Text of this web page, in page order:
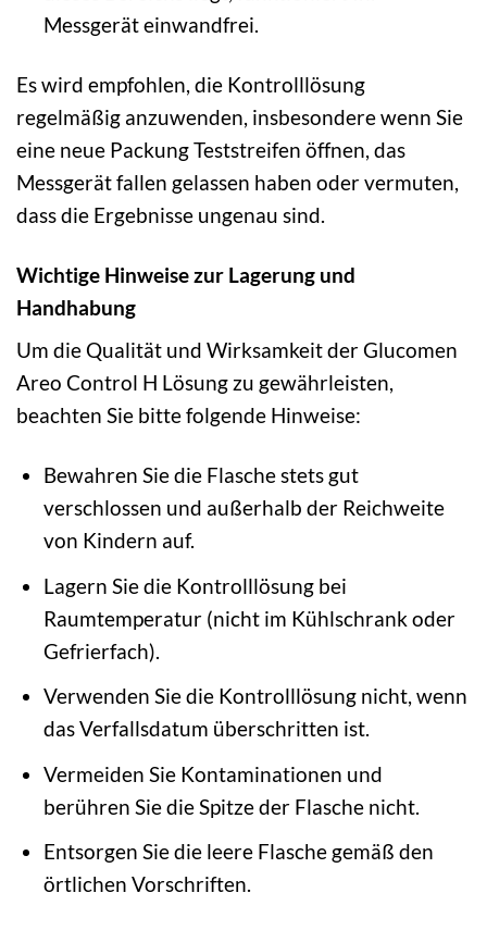
Messgerät einwandfrei.
Es wird empfohlen, die Kontrolllösung
regelmäßig anzuwenden, insbesondere wenn Sie
eine neue Packung Teststreifen öffnen, das
Messgerät fallen gelassen haben oder vermuten,
dass die Ergebnisse ungenau sind.
Wichtige Hinweise zur Lagerung und
Handhabung
Um die Qualität und Wirksamkeit der Glucomen
Areo Control H Lösung zu gewährleisten,
beachten Sie bitte folgende Hinweise:
Bewahren Sie die Flasche stets gut
verschlossen und außerhalb der Reichweite
von Kindern auf.
Lagern Sie die Kontrolllösung bei
Raumtemperatur (nicht im Kühlschrank oder
Gefrierfach).
Verwenden Sie die Kontrolllösung nicht, wenn
das Verfallsdatum überschritten ist.
Vermeiden Sie Kontaminationen und
berühren Sie die Spitze der Flasche nicht.
Entsorgen Sie die leere Flasche gemäß den
örtlichen Vorschriften.